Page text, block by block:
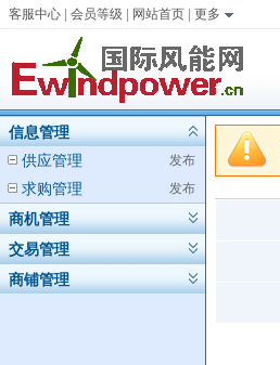
客服中心 会员等级 网站首页 更多
信息管理
发布
供应管理
发布
求购管理
商机管理
交易管理
商铺管理